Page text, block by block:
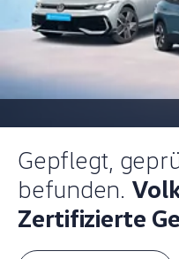
Gepflegt,
befunden.
Zertifizierte